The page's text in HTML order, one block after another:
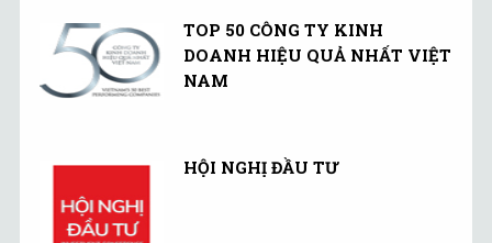
TOP 50 CÔNG TY KINH
DOANH HIỆU QUẢ NHẤT VIỆT
NAM
HỘI NGHỊ ĐẦU TƯ